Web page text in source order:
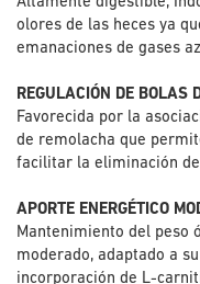
olores de las heces ya
emanaciones de gases
REGULACIÓN DE BOLAS
Favorecida por la
de remolacha que
facilitar la eliminación
APORTE ENERGÉTICO
Mantenimiento del peso
moderado, adaptado a
incorporación de L-